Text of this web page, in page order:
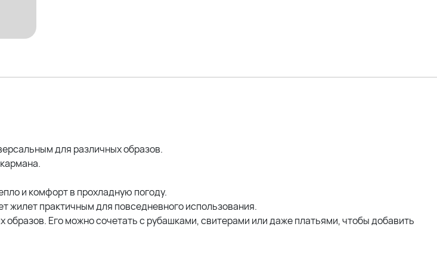
для различных образов.
и комфорт в прохладную погоду.
жилет практичным для повседневного использования.
Его можно сочетать с рубашками, свитерами или даже платьями, чтобы добавить